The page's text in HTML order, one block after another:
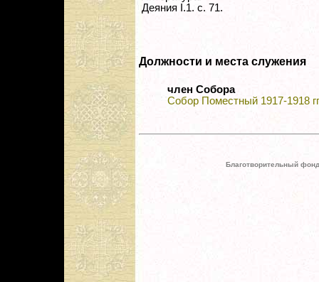
Деяния I.1. с. 71.
Должности и места служения
член Собора
Собор Поместный 1917-1918
Благотворительный